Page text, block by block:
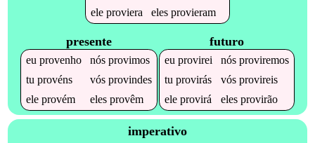
ele proviera eles provieram
presente
eu provenho nós provimos
tu provéns vós provindes
ele provém eles provêm
futuro
eu provirei nós proviremos
tu provirás vós provireis
ele provirá eles provirão
imperativo